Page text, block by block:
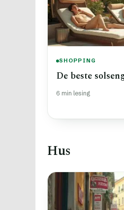
SHOPPING
De beste
6 min lesing
Hus